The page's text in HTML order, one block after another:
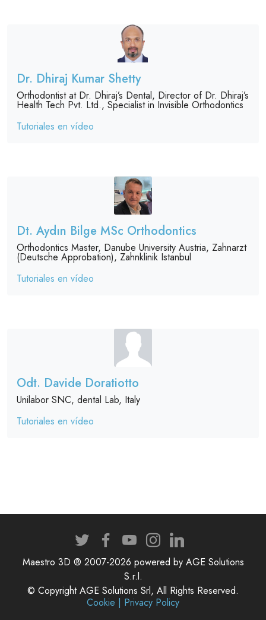
Dr. Dhiraj Kumar Shetty
Orthodontist at Dr. Dhiraj’s Dental, Director of Dr. Dhiraj’s
Health Tech Pvt. Ltd., Specialist in Invisible Orthodontics
Tutoriales en vídeo
Dt. Aydın Bilge MSc Orthodontics
Orthodontics Master, Danube University Austria, Zahnarzt
(Deutsche Approbation), Zahnklinik Istanbul
Tutoriales en vídeo
Odt. Davide Doratiotto
Unilabor SNC, dental Lab, Italy
Tutoriales en vídeo
Maestro 3D ® 2007-2026 powered by AGE Solutions
S.r.l.
© Copyright AGE Solutions Srl, All Rights Reserved.
Cookie | Privacy Policy